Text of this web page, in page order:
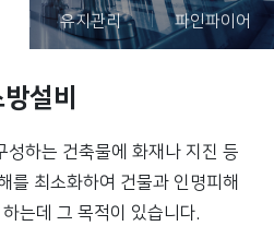
유지관리 파인파이어
설비
성하는 건축물에 화재나 지진 등
를 최소화하여 건물과 인명피해
는데 그 목적이 있습니다.